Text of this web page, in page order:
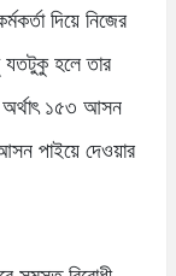
দিয়ে নিজের
যতটুকু হলে তার
অর্থাৎ ১৫৩ আসন
পাইয়ে দেওয়ার